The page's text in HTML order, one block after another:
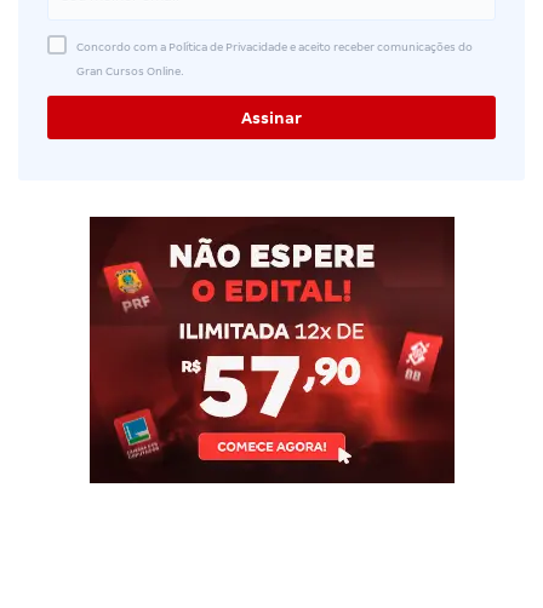
Concordo com a Política de Privacidade e aceito receber comunicações do
Gran Cursos Online.